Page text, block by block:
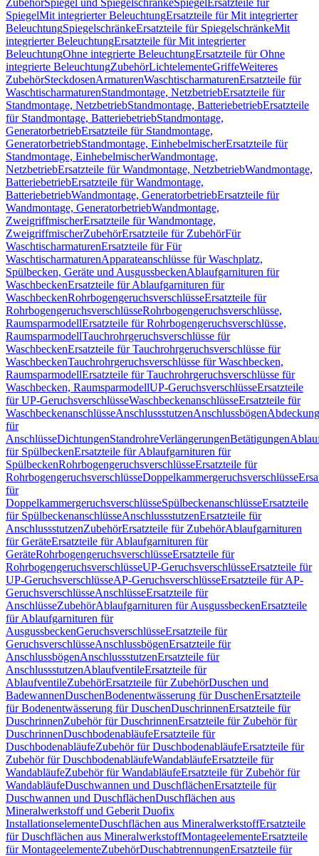
ZubehörSpiegel und SpiegelschränkeSpiegel Ersatzteile für
SpiegelMit integrierter BeleuchtungErsatzteile für Mit integrierter
BeleuchtungSpiegelschränkeErsatzteile für SpiegelschränkeMit
integrierter BeleuchtungErsatzteile für Mit integrierter
BeleuchtungOhne integrierte BeleuchtungErsatzteile für Ohne
integrierte BeleuchtungZubehörLichtelementeGriffeWeiteres
ZubehörSteckdosenArmaturenWaschtischarmaturenErsatzteile für
WaschtischarmaturenStandmontage, NetzbetriebErsatzteile für
Standmontage, NetzbetriebStandmontage, BatteriebetriebErsatzteile
für Standmontage, BatteriebetriebStandmontage,
GeneratorbetriebErsatzteile für Standmontage,
GeneratorbetriebStandmontage, EinhebelmischerErsatzteile für
Standmontage, EinhebelmischerWandmontage,
NetzbetriebErsatzteile für Wandmontage, NetzbetriebWandmontage,
BatteriebetriebErsatzteile für Wandmontage,
BatteriebetriebWandmontage, GeneratorbetriebErsatzteile für
Wandmontage, GeneratorbetriebWandmontage,
ZweigriffmischerErsatzteile für Wandmontage,
ZweigriffmischerZubehörErsatzteile für ZubehörFür
WaschtischarmaturenErsatzteile für Für
WaschtischarmaturenApparateanschlüsse für Waschplatz,
Spülbecken, Geräte und AusgussbeckenAblaufgarnituren für
WaschbeckenErsatzteile für Ablaufgarnituren für
WaschbeckenRohrbogengeruchsverschlüsseErsatzteile für
RohrbogengeruchsverschlüsseRohrbogengeruchsverschlüsse,
RaumsparmodellErsatzteile für Rohrbogengeruchsverschlüsse,
RaumsparmodellTauchrohrgeruchsverschlüsse für
WaschbeckenErsatzteile für Tauchrohrgeruchsverschlüsse für
WaschbeckenTauchrohrgeruchsverschlüsse für Waschbecken,
RaumsparmodellErsatzteile für Tauchrohrgeruchsverschlüsse für
Waschbecken, RaumsparmodellUP-GeruchsverschlüsseErsatzteile
für UP-GeruchsverschlüsseWaschbeckenanschlüsseErsatzteile für
WaschbeckenanschlüsseAnschlussstutzenAnschlussbögen
für
AnschlüsseDichtungenStandrohreVerlängerungenBetätigungen
für SpülbeckenErsatzteile für Ablaufgarnituren für
SpülbeckenRohrbogengeruchsverschlüsseErsatzteile für
RohrbogengeruchsverschlüsseDoppelkammergeruchsverschlüsse
für
DoppelkammergeruchsverschlüsseSpülbeckenanschlüsseErsatzteile
für SpülbeckenanschlüsseAnschlussstutzenErsatzteile für
AnschlussstutzenZubehörErsatzteile für ZubehörAblaufgarnituren
für GeräteErsatzteile für Ablaufgarnituren für
GeräteRohrbogengeruchsverschlüsseErsatzteile für
RohrbogengeruchsverschlüsseUP-GeruchsverschlüsseErsatzteile für
UP-GeruchsverschlüsseAP-GeruchsverschlüsseErsatzteile für AP-
GeruchsverschlüsseAnschlüsseErsatzteile für
AnschlüsseZubehörAblaufgarnituren für AusgussbeckenErsatzteile
für Ablaufgarnituren für
AusgussbeckenGeruchsverschlüsseErsatzteile für
GeruchsverschlüsseAnschlussbögenErsatzteile für
AnschlussbögenAnschlussstutzenErsatzteile für
AnschlussstutzenAblaufventileErsatzteile für
AblaufventileZubehörErsatzteile für ZubehörDuschen und
BadewannenDuschenBodenentwässerung für DuschenErsatzteile
für Bodenentwässerung für DuschenDuschrinnenErsatzteile für
DuschrinnenZubehör für DuschrinnenErsatzteile für Zubehör für
DuschrinnenDuschbodenabläufeErsatzteile für
DuschbodenabläufeZubehör für DuschbodenabläufeErsatzteile für
Zubehör für DuschbodenabläufeWandabläufeErsatzteile für
WandabläufeZubehör für WandabläufeErsatzteile für Zubehör für
WandabläufeDuschwannen und DuschflächenErsatzteile für
Duschwannen und DuschflächenDuschflächen aus
Mineralwerkstoff und Geberit Duofix
InstallationselementeDuschflächen aus MineralwerkstoffErsatzteile
für Duschflächen aus MineralwerkstoffMontageelementeErsatzteile
für MontageelementeZubehörDuschabtrennungenErsatzteile für